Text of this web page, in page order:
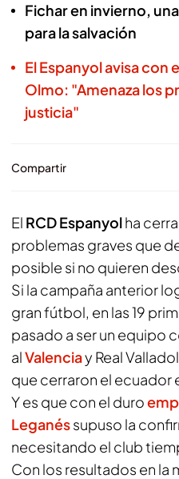
Fichar en invierno,
para la salvación
El Espanyol avisa con
Olmo: "Amenaza los
justicia"
Compartir
El RCD Espanyolha
problemas graves que
posible si no quieren
Si la campaña anterior
gran fútbol, en las 19
pasado a ser un equipo
alValenciay Real
que cerraron el ecuador
Y es que con el duro
Leganéssupuso la
necesitando el club
Con los resultados en la